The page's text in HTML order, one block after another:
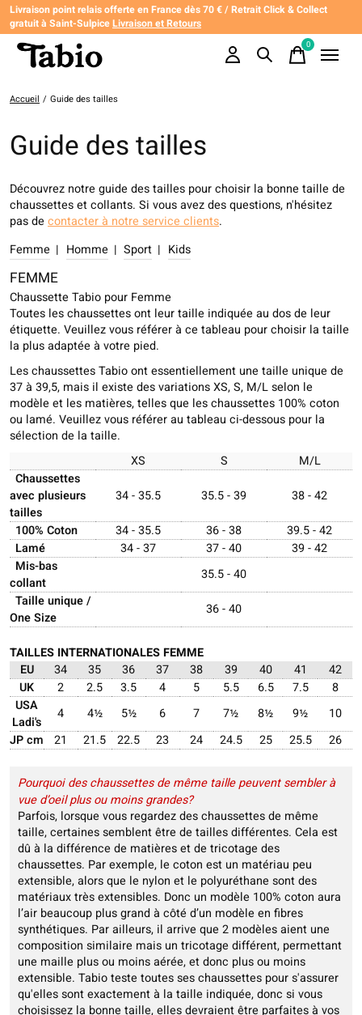
Livraison point relais offerte en France dès 70 € / Retrait Click & Collect
gratuit à Saint-SulpiceLivraison et Retours
0items
Accueil / Guide des tailles
Guide des tailles
Découvrez notre guide des tailles pour choisir la bonne taille de
chaussettes et collants. Si vous avez des questions, n'hésitez
pas de contacter à notre service clients.
Femme | Homme | Sport | Kids
FEMME
Chaussette Tabio pour Femme
Toutes les chaussettes ont leur taille indiquée au dos de leur
étiquette. Veuillez vous référer à ce tableau pour choisir la taille
la plus adaptée à votre pied.
Les chaussettes Tabio ont essentiellement une taille unique de
37 à 39,5, mais il existe des variations XS, S, M/L selon le
modèle et les matières, telles que les chaussettes 100% coton
ou lamé. Veuillez vous référer au tableau ci-dessous pour la
sélection de la taille.
XS
S
M/L
Chaussettes
avec plusieurs
tailles
34 - 35.5 35.5 - 39 38 - 42
100% Coton 34 - 35.5 36 - 38
39.5 - 42
Lamé
34 - 37 37 - 40
39 - 42
Mis-bas
collant
35.5 - 40
Taille unique /
One Size
36 - 40
TAILLES INTERNATIONALES FEMME
EU
34 35 36 37 38 39 40 41
42
UK
2 2.5 3.5 4 5 5.5 6.5 7.5
8
USA
Ladi's
4 4½ 5½ 6 7 7½ 8½ 9½
10
JP cm
21 21.5 22.5 23 24 24.5 25 25.5 26
Pourquoi des chaussettes de même taille peuvent sembler à
vue d’oeil plus ou moins grandes?
Parfois, lorsque vous regardez des chaussettes de même
taille, certaines semblent être de tailles différentes. Cela est
dû à la différence de matières et de tricotage des
chaussettes. Par exemple, le coton est un matériau peu
extensible, alors que le nylon et le polyuréthane sont des
matériaux très extensibles. Donc un modèle 100% coton aura
l’air beaucoup plus grand à côté d’un modèle en fibres
synthétiques. Par ailleurs, il arrive que 2 modèles aient une
composition similaire mais un tricotage différent, permettant
une maille plus ou moins aérée, et donc plus ou moins
extensible. Tabio teste toutes ses chaussettes pour s'assurer
qu'elles sont exactement à la taille indiquée, donc si vous
choisissez la bonne taille, elles devraient être parfaites à vos